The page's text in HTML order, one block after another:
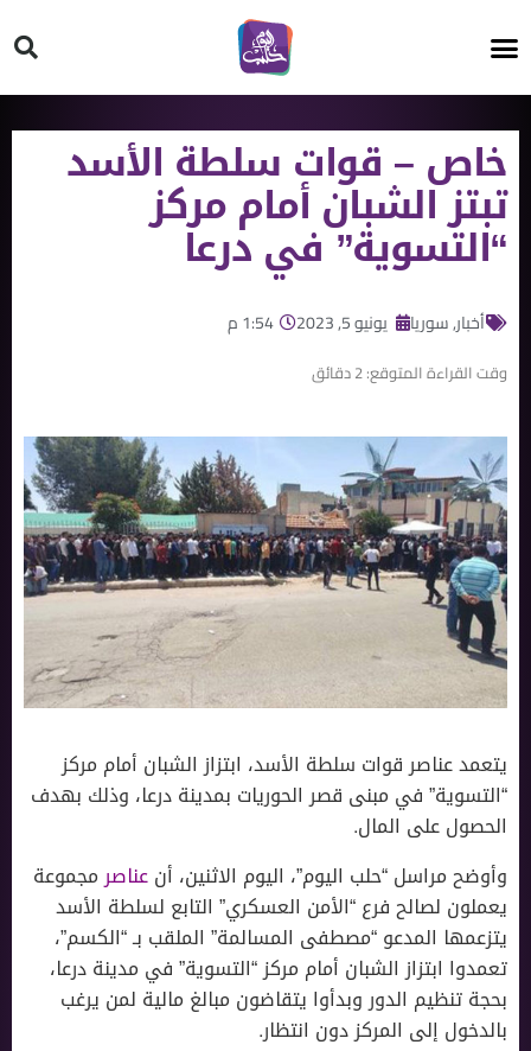
خاص – قوات سلطة الأسد
تبتز الشبان أمام مركز
“التسوية” في درعا
أخبار,سوريا يونيو 5, 2023 1:54 م
وقت القراءة المتوقع:2دقائق
يتعمد عناصر قوات سلطة الأسد، ابتزاز الشبان أمام مركز
“التسوية” في مبنى قصر الحوريات بمدينة درعا، وذلك بهدف
الحصول على المال.
وأوضح مراسل “حلب اليوم”، اليوم الاثنين، أنعناصرمجموعة
يعملون لصالح فرع “الأمن العسكري” التابع لسلطة الأسد
يتزعمها المدعو “مصطفى المسالمة” الملقب بـ “الكسم”،
تعمدوا ابتزاز الشبان أمام مركز “التسوية” في مدينة درعا،
بحجة تنظيم الدور وبدأوا يتقاضون مبالغ مالية لمن يرغب
بالدخول إلى المركز دون انتظار.